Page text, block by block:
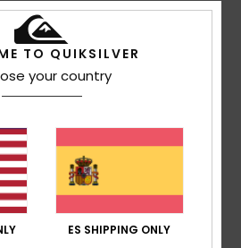
[260 g/m2]
con mangas raglán
del pecho
cremallera en el pecho
elástico
gráfico de temporada en el
TO QUIKSILVER
your country
ES SHIPPING ONLY